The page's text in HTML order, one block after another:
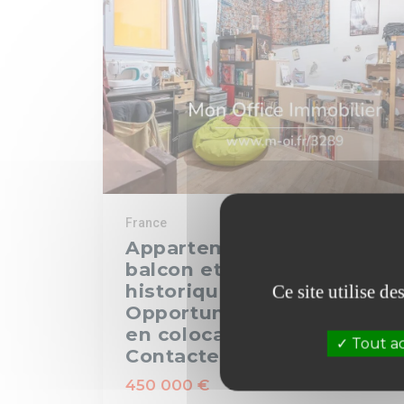
France
Appartement 4 pièces avec
balcon et patio, centre
historique d'Aix-en-
Opportunité
en colocation étudiante.
Contactez-nous !
450 000 €
Ce site utilise
Tout